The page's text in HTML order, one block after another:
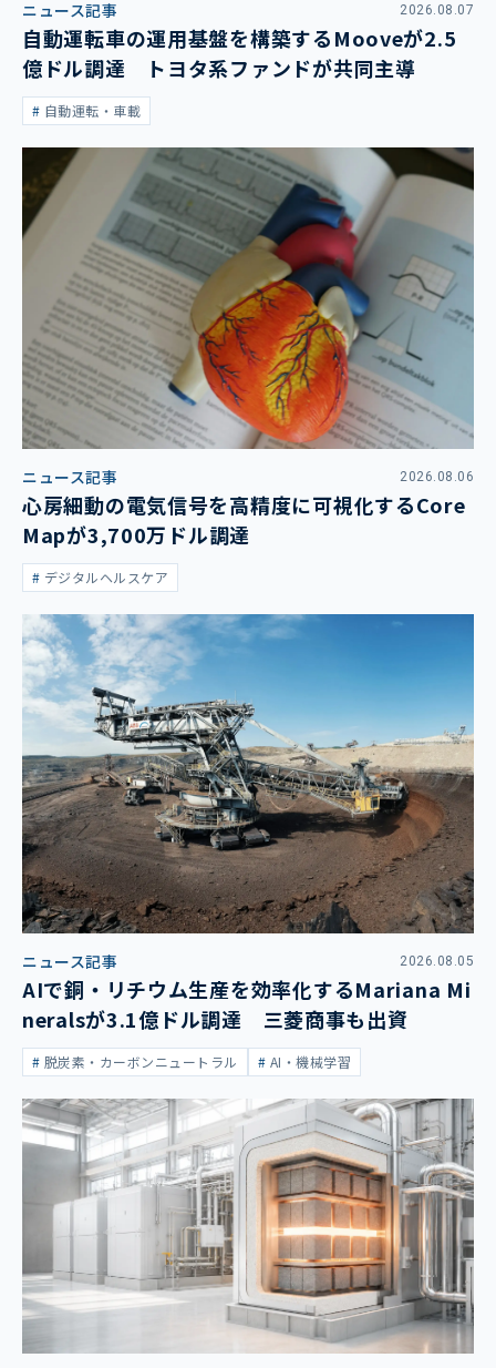
ニュース記事 2026.08.07
自動運転車の運用基盤を構築するMooveが2.5
億ドル調達 トヨタ系ファンドが共同主導
自動運転・車載
ニュース記事 2026.08.06
心房細動の電気信号を高精度に可視化するCore
Mapが3,700万ドル調達
デジタルヘルスケア
ニュース記事 2026.08.05
AIで銅・リチウム生産を効率化するMariana Mi
neralsが3.1億ドル調達 三菱商事も出資
脱炭素・カーボンニュートラル AI・機械学習